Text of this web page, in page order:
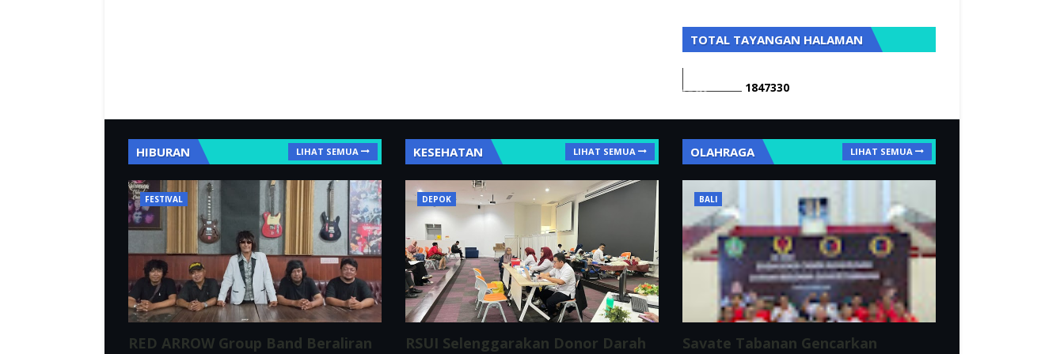
TOTAL TAYANGAN HALAMAN
1847330
HIBURAN LIHAT SEMUA
FESTIVAL
RED ARROW Group Band Beraliran
KESEHATAN LIHAT SEMUA
DEPOK
RSUI Selenggarakan Donor Darah
OLAHRAGA LIHAT SEMUA
BALI
Savate Tabanan Gencarkan